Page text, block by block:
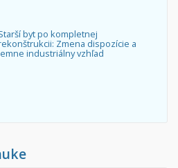
byt po kompletnej
Zmena dispozície a
industriálny vzhľad